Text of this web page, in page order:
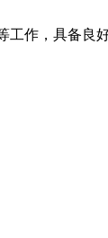
工作，具备良